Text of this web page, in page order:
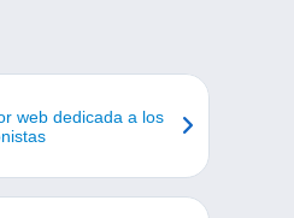
web dedicada a los